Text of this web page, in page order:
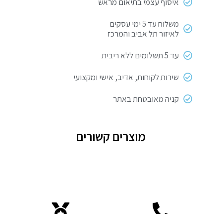
משלוח עד 5 ימי עסקים
לאיזור תל אביב והמרכז
עד 5 תשלומים ללא ריבית
שירות לקוחות, אדיב, אישי ומקצועי
קניה מאובטחת באתר
מוצרים קשורים